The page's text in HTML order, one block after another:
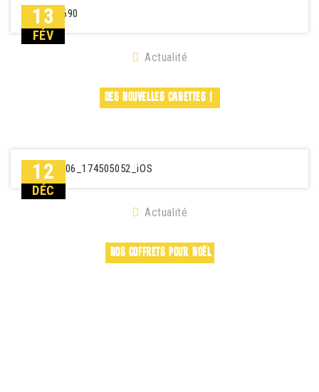
13
FÉV
Actualité
DES NOUVELLES CANETTES !
12
DÉC
Actualité
NOS COFFRETS POUR NOËL